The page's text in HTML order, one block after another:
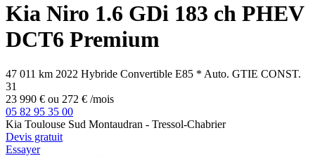
Kia Niro 1.6 GDi 183 ch PHEV
DCT6 Premium
47 011 km 2022 Hybride Convertible E85 * Auto. GTIE CONST.
31
23 990 € ou 272 € /mois
05 82 95 35 00
Kia Toulouse Sud Montaudran - Tressol-Chabrier
Devis gratuit
Essayer